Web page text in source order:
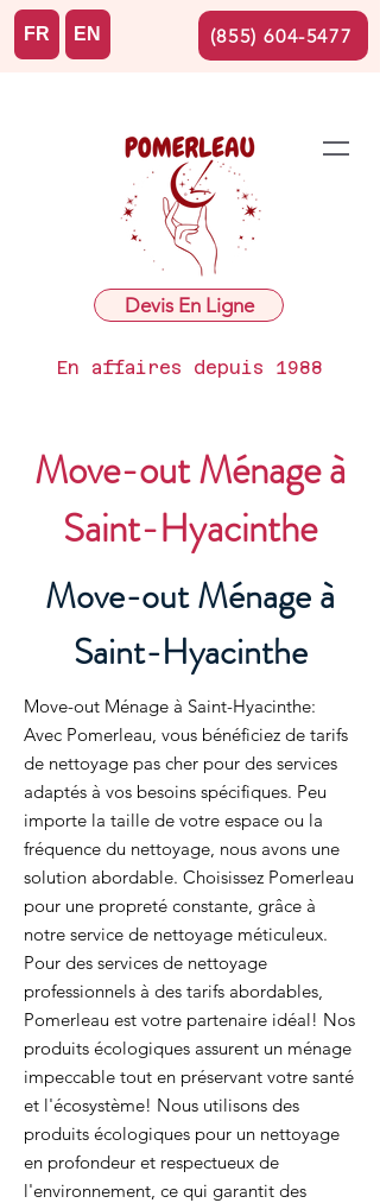
Devis En Ligne
En affaires depuis 1988
FR EN (855) 604-5477
Move-out Ménage à
Saint-Hyacinthe
Move-out Ménage à
Saint-Hyacinthe
Move-out Ménage à Saint-Hyacinthe:
Avec Pomerleau, vous bénéficiez de tarifs
de nettoyage pas cher pour des services
adaptés à vos besoins spécifiques. Peu
importe la taille de votre espace ou la
fréquence du nettoyage, nous avons une
solution abordable. Choisissez Pomerleau
pour une propreté constante, grâce à
notre service de nettoyage méticuleux.
Pour des services de nettoyage
professionnels à des tarifs abordables,
Pomerleau est votre partenaire idéal! Nos
produits écologiques assurent un ménage
impeccable tout en préservant votre santé
et l'écosystème! Nous utilisons des
produits écologiques pour un nettoyage
en profondeur et respectueux de
l'environnement, ce qui garantit des